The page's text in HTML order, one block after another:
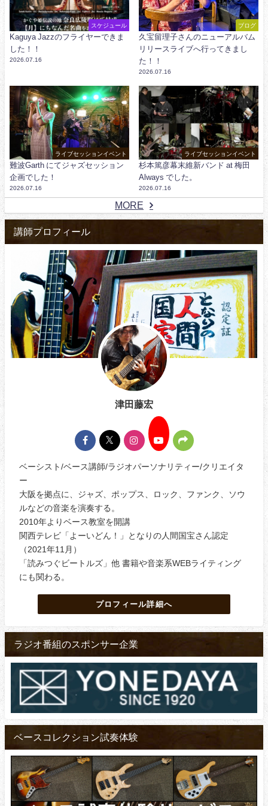
スケジュール
Kaguya Jazzのフライヤーできま
した！！
2026.07.16
ブログ
久宝留理子さんのニューアルバム
リリースライブへ行ってきまし
た！！
2026.07.16
ライブセッションイベント
難波Garth にてジャズセッション
企画でした！
2026.07.16
ライブセッションイベント
杉本篤彦幕末維新バンド at 梅田
Always でした。
2026.07.16
MORE
講師プロフィール
津田藤宏
ベーシスト/ベース講師/ラジオパーソナリティー/クリエイタ
ー
大阪を拠点に、ジャズ、ポップス、ロック、ファンク、ソウ
ルなどの音楽を演奏する。
2010年よりベース教室を開講
関西テレビ「よーいどん！」となりの人間国宝さん認定
（2021年11月）
「読みつぐビートルズ」他 書籍や音楽系WEBライティング
にも関わる。
プロフィール詳細へ
ラジオ番組のスポンサー企業
ベースコレクション試奏体験